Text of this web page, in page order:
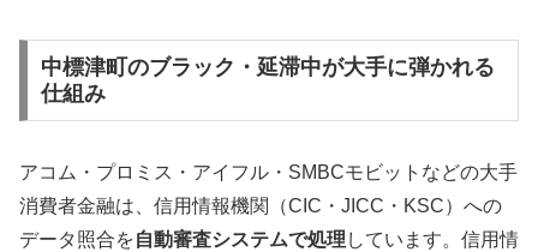
中標津町のブラック・延滞中が大手に弾かれる
仕組み
アコム・プロミス・アイフル・SMBCモビットなどの大手
消費者金融は、信用情報機関（CIC・JICC・KSC）への
データ照合を自動審査システムで処理 しています。信用情